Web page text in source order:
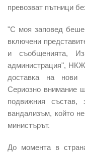
превозват пътници
"С моя заповед беше
включени
и съобщенията,
администрация",
доставка на нови
Сериозно внимание
подвижния състав,
вандализъм, който
министърът.
До момента в